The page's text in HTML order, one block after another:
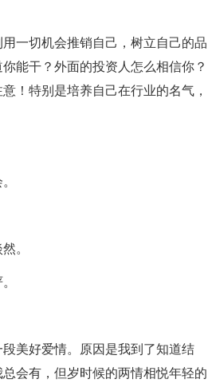
一切机会推销自己，树立自己的品
能干？外面的投资人怎么相信你？
！特别是培养自己在行业的名气，
。
美好爱情。原因是我到了知道结
会有，但岁时候的两情相悦年轻的